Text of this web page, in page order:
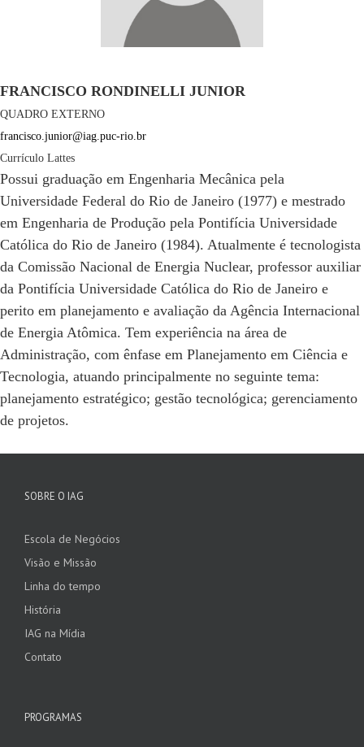
FRANCISCO RONDINELLI JUNIOR
QUADRO EXTERNO
francisco.junior@iag.puc-rio.br
Currículo Lattes
Possui graduação em Engenharia Mecânica pela
Universidade Federal do Rio de Janeiro (1977) e mestrado
em Engenharia de Produção pela Pontifícia Universidade
Católica do Rio de Janeiro (1984). Atualmente é tecnologista
da Comissão Nacional de Energia Nuclear, professor auxiliar
da Pontifícia Universidade Católica do Rio de Janeiro e
perito em planejamento e avaliação da Agência Internacional
de Energia Atômica. Tem experiência na área de
Administração, com ênfase em Planejamento em Ciência e
Tecnologia, atuando principalmente no seguinte tema:
planejamento estratégico; gestão tecnológica; gerenciamento
de projetos.
SOBRE O IAG
Escola de Negócios
Visão e Missão
Linha do tempo
História
IAG na Mídia
Contato
PROGRAMAS